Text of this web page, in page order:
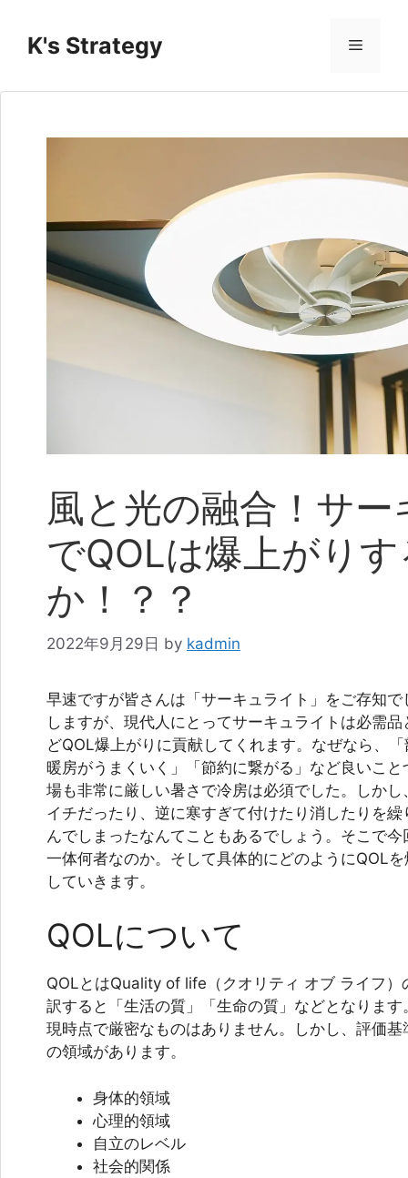
K's Strategy メ
風と光の融合！サ
でQOLは爆上がり
か！？？
2022年9月29日 by kadmin
早速ですが皆さんは「サーキュライト」をご存知
しますが、現代人にとってサーキュライトは必需
どQOL爆上がりに貢献してくれます。なぜなら、
暖房がうまくいく」「節約に繋がる」など良いこ
場も非常に厳しい暑さで冷房は必須でした。しか
イチだったり、逆に寒すぎて付けたり消したりを
んでしまったなんてこともあるでしょう。そこで
一体何者なのか。そして具体的にどのようにQOL
していきます。
QOLについて
QOLとはQuality of life（クオリティ オブ ライフ）
訳すると「生活の質」「生命の質」などとなりま
現時点で厳密なものはありません。しかし、評価
の領域があります。
身体的領域
心理的領域
自立のレベル
社会的関係